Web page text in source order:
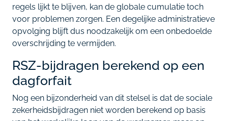
regels lijkt te blijven, kan de globale cumulatie toch
voor problemen zorgen. Een degelijke administratieve
opvolging blijft dus noodzakelijk om een onbedoelde
overschrijding te vermijden.
RSZ-bijdragen berekend op een
dagforfait
Nog een bijzonderheid van dit stelsel is dat de sociale
zekerheidsbijdragen niet worden berekend op basis